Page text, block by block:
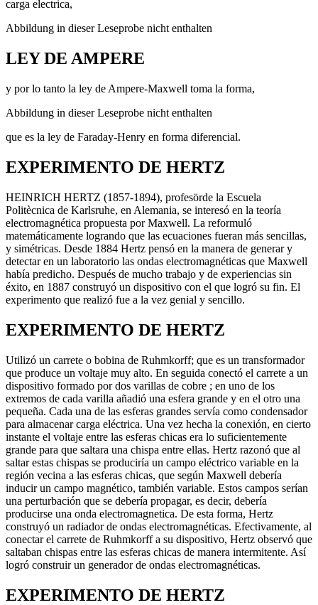
carga electrica,
Abbildung in dieser Leseprobe nicht enthalten
LEY DE AMPERE
y por lo tanto la ley de Ampere-Maxwell toma la forma,
Abbildung in dieser Leseprobe nicht enthalten
que es la ley de Faraday-Henry en forma diferencial.
EXPERIMENTO DE HERTZ
HEINRICH HERTZ (1857-1894), profesörde la Escuela
Politècnica de Karlsruhe, en Alemania, se interesó en la teoría
electromagnética propuesta por Maxwell. La reformuló
matemáticamente logrando que las ecuaciones fueran más sencillas,
y simétricas. Desde 1884 Hertz pensó en la manera de generar y
detectar en un laboratorio las ondas electromagnéticas que Maxwell
había predicho. Después de mucho trabajo y de experiencias sin
éxito, en 1887 construyó un dispositivo con el que logró su fin. El
experimento que realizó fue a la vez genial y sencillo.
EXPERIMENTO DE HERTZ
Utilizó un carrete o bobina de Ruhmkorff; que es un transformador
que produce un voltaje muy alto. En seguida conectó el carrete a un
dispositivo formado por dos varillas de cobre ; en uno de los
extremos de cada varilla añadió una esfera grande y en el otro una
pequeña. Cada una de las esferas grandes servía como condensador
para almacenar carga eléctrica. Una vez hecha la conexión, en cierto
instante el voltaje entre las esferas chicas era lo suficientemente
grande para que saltara una chispa entre ellas. Hertz razonó que al
saltar estas chispas se produciría un campo eléctrico variable en la
región vecina a las esferas chicas, que según Maxwell debería
inducir un campo magnético, también variable. Estos campos serían
una perturbación que se debería propagar, es decir, debería
producirse una onda electromagnetica. De esta forma, Hertz
construyó un radiador de ondas electromagnéticas. Efectivamente, al
conectar el carrete de Ruhmkorff a su dispositivo, Hertz observó que
saltaban chispas entre las esferas chicas de manera intermitente. Así
logró construir un generador de ondas electromagnéticas.
EXPERIMENTO DE HERTZ